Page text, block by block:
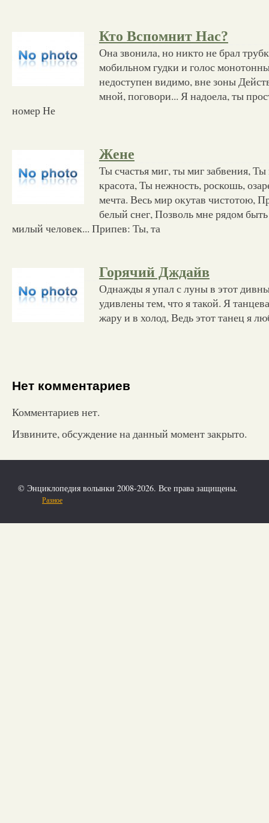
Кто Вспомнит Нас?
Она звонила, но никто не брал
мобильном гудки и голос
недоступен видимо, вне зоны
мной, поговори... Я надоела, ты
номер Не
Жене
Ты счастья миг, ты миг забвения,
красота, Ты нежность, роскошь,
мечта. Весь мир окутав чистотою,
белый снег, Позволь мне рядом
милый человек... Припев: Ты, та
Горячий Дждайв
Однажды я упал с луны в этот
удивлены тем, что я такой. Я
жару и в холод, Ведь этот танец я
Нет комментариев
Комментариев нет.
Извините, обсуждение на данный момент закрыто.
© Энциклопедия волынки 2008-2026. Все права защищены.
Разное